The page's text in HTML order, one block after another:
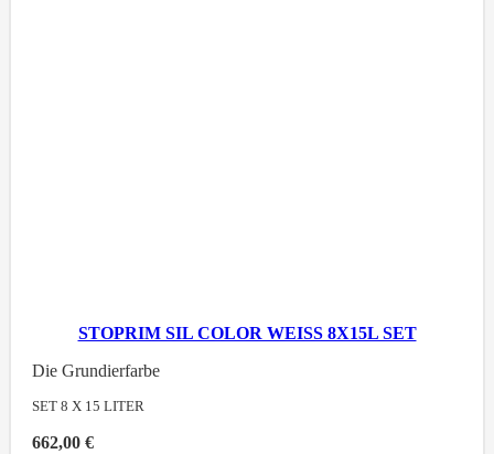
STOPRIM SIL COLOR WEISS 8X15L SET
Die Grundierfarbe
SET 8 X 15 LITER
662,00€